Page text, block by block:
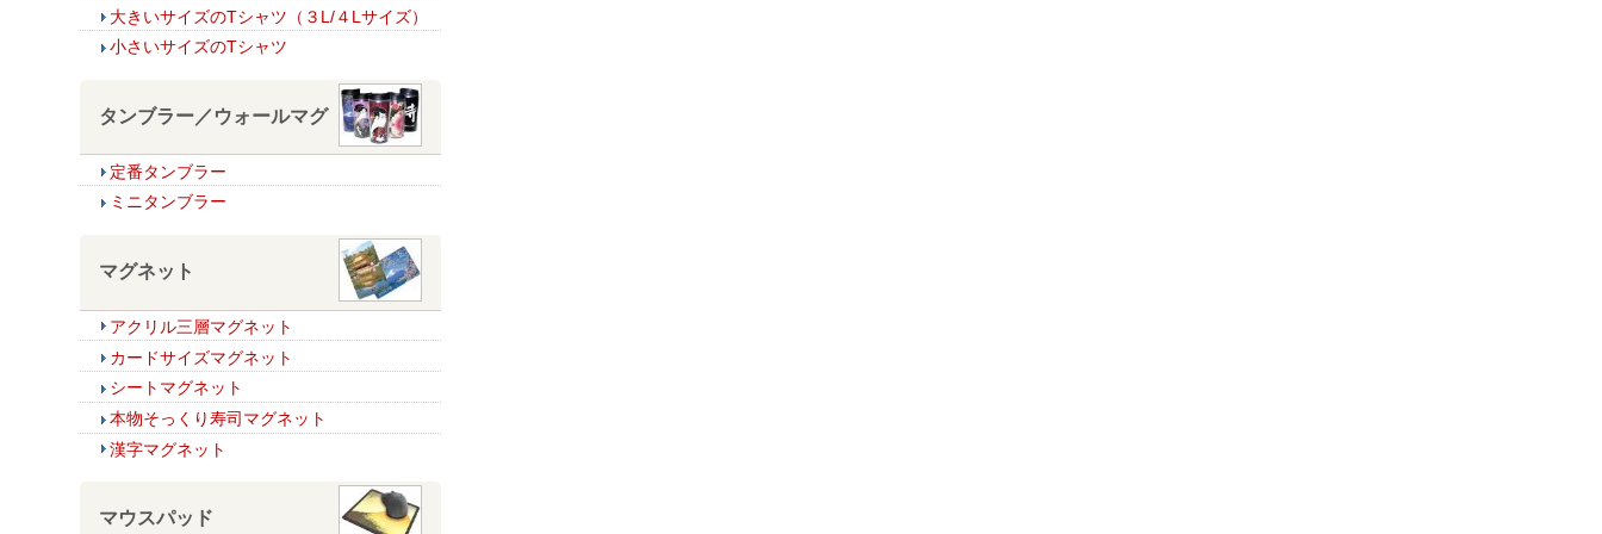
大きいサイズのTシャツ（３L/４Lサイズ）
小さいサイズのTシャツ
タンブラー／ウォールマグ
定番タンブラー
ミニタンブラー
マグネット
アクリル三層マグネット
カードサイズマグネット
シートマグネット
本物そっくり寿司マグネット
漢字マグネット
マウスパッド